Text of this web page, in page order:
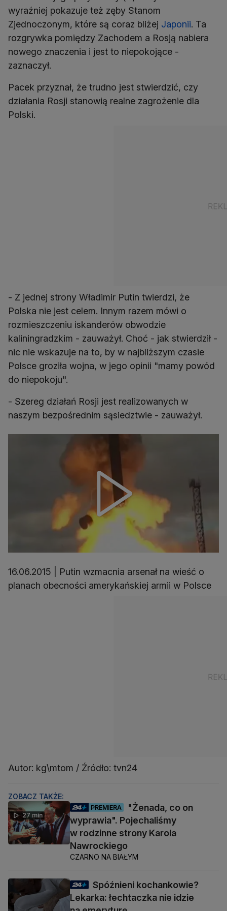
wyraźniej pokazuje też zęby Stanom
Zjednoczonym, które są coraz bliżej Japonii. Ta
rozgrywka pomiędzy Zachodem a Rosją nabiera
nowego znaczenia i jest to niepokojące -
zaznaczył.
Pacek przyznał, że trudno jest stwierdzić, czy
działania Rosji stanowią realne zagrożenie dla
Polski.
- Z jednej strony Władimir Putin twierdzi, że
Polska nie jest celem. Innym razem mówi o
rozmieszczeniu iskanderów obwodzie
kaliningradzkim - zauważył. Choć - jak stwierdził -
nic nie wskazuje na to, by w najbliższym czasie
Polsce groziła wojna, w jego opinii "mamy powód
do niepokoju".
- Szereg działań Rosji jest realizowanych w
naszym bezpośrednim sąsiedztwie - zauważył.
16.06.2015 | Putin wzmacnia arsenał na wieść o
planach obecności amerykańskiej armii w Polsce
Autor: kg\mtom / Źródło: tvn24
ZOBACZ TAKŻE:
27 min
PREMIERA
"Żenada, co on
wyprawia". Pojechaliśmy
w rodzinne strony Karola
Nawrockiego
CZARNO NA BIAŁYM
Spóźnieni kochankowie?
Lekarka: łechtaczka nie idzie